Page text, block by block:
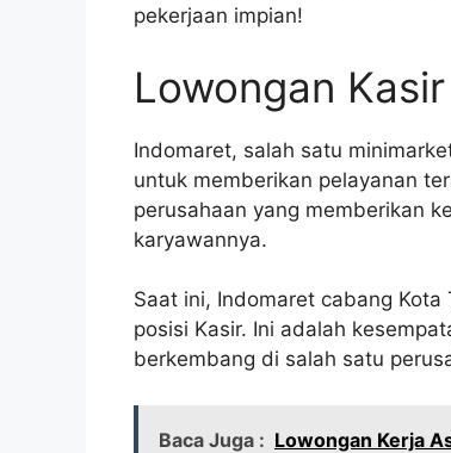
pekerjaan impian!
Lowongan
Indomaret, salah satu
untuk memberikan pelayanan
perusahaan yang memberikan
karyawannya.
Saat ini, Indomaret cabang
posisi Kasir. Ini adalah
berkembang di salah satu
Baca Juga : Lowongan Kerja